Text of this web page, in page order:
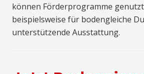
können Förderprogramme
beispielsweise für bodengleiche
unterstützende Ausstattung.